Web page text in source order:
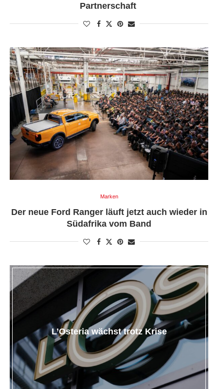
Partnerschaft
Marken
Der neue Ford Ranger läuft jetzt auch wieder in
Südafrika vom Band
L’Osteria wächst trotz Krise